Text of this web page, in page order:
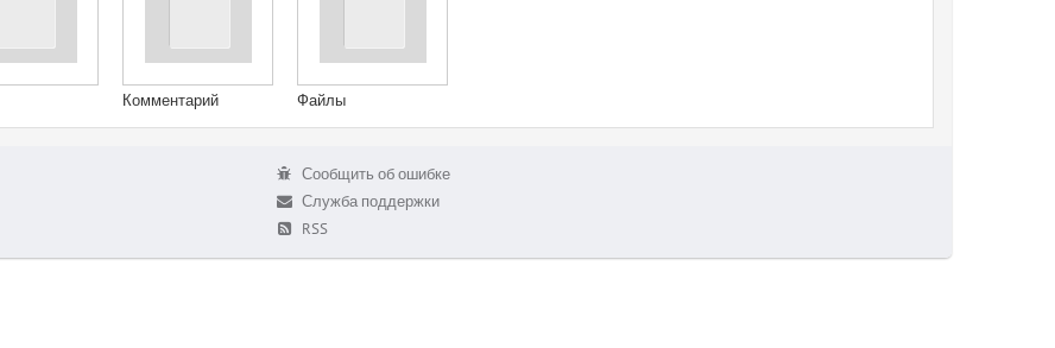
Комментарий Файлы
Сообщить об ошибке
Служба поддержки
RSS